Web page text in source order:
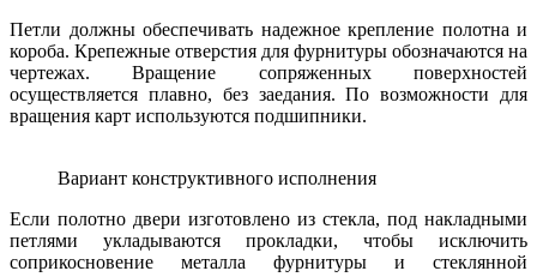
Петли должны обеспечивать надежное крепление полотна и
короба. Крепежные отверстия для фурнитуры обозначаются на
чертежах. Вращение сопряженных поверхностей
осуществляется плавно, без заедания. По возможности для
вращения карт используются подшипники.
Вариант конструктивного исполнения
Если полотно двери изготовлено из стекла, под накладными
петлями укладываются прокладки, чтобы исключить
соприкосновение металла фурнитуры и стеклянной